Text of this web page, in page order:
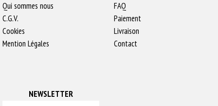
Qui sommes nous
C.G.V.
Cookies
Mention Légales
FAQ
Paiement
Livraison
Contact
NEWSLETTER